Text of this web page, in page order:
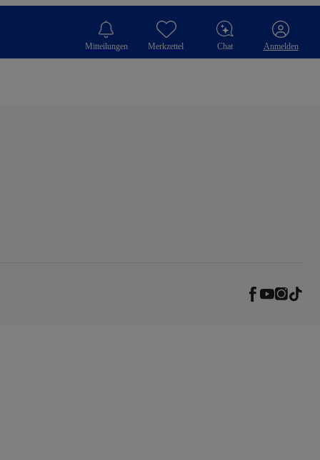
Mitteilungen Merkzettel Chat Anmelden